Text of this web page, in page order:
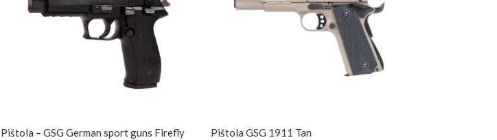
Pištola – GSG German sport guns Firefly
Pištola GSG 1911 Tan